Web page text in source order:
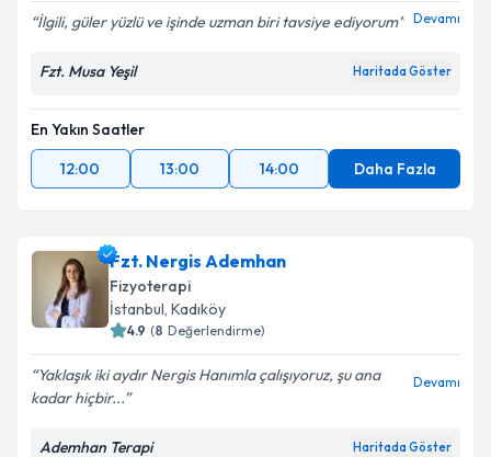
İlgili, güler yüzlü ve işinde uzman biri tavsiye ediyorum Devamı
Fzt. Musa Yeşil Haritada Göster
En Yakın Saatler
12:00
13:00 14:00 Daha Fazla
Fzt. Nergis Ademhan
Fizyoterapi
İstanbul, Kadıköy
4.9 (8 Değerlendirme)
Yaklaşık iki aydır Nergis Hanımla çalışıyoruz, şu ana
kadar hiçbir...
Devamı
Ademhan Terapi Haritada Göster